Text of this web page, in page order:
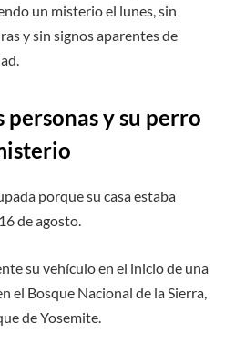
un misterio el lunes, sin
y sin signos aparentes de
personas y su perro
porque su casa estaba
de agosto.
su vehículo en el inicio de una
el Bosque Nacional de la Sierra,
de Yosemite.